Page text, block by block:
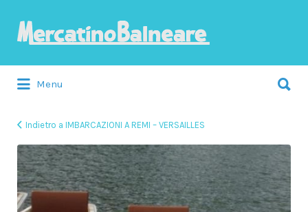
Menu
Indietro a IMBARCAZIONI A REMI – VERSAILLES